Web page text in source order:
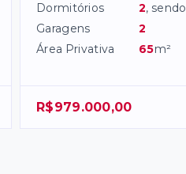
Dormitórios 2, sendo
Garagens
2
Área Privativa
65m²
R$979.000,00